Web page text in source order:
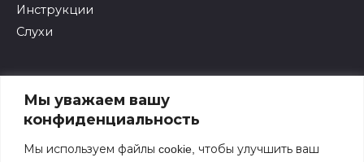
Мы уважаем вашу
конфиденциальность
Мы используем файлы cookie, чтобы улучшить ваш
Инструкции
Слухи
Архив